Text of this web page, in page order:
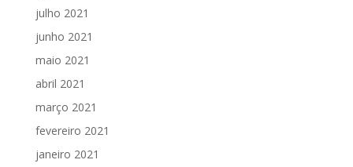
julho 2021
junho 2021
maio 2021
abril 2021
março 2021
fevereiro 2021
janeiro 2021